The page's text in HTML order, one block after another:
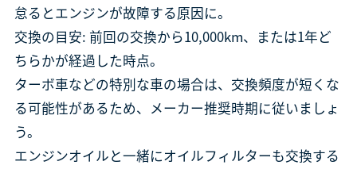
怠るとエンジンが故障する原因に。
交換の目安: 前回の交換から10,000km、または1年ど
ちらかが経過した時点。
ターボ車などの特別な車の場合は、交換頻度が短くな
る可能性があるため、メーカー推奨時期に従いましょ
う。
エンジンオイルと一緒にオイルフィルターも交換する